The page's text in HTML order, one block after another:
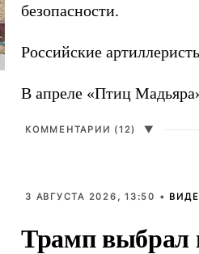
безопасности.
Российские
В апреле «Птиц
КОММЕНТАРИИ (12) ▼
3 АВГУСТА 2026, 13:50 •
Трамп выбрал